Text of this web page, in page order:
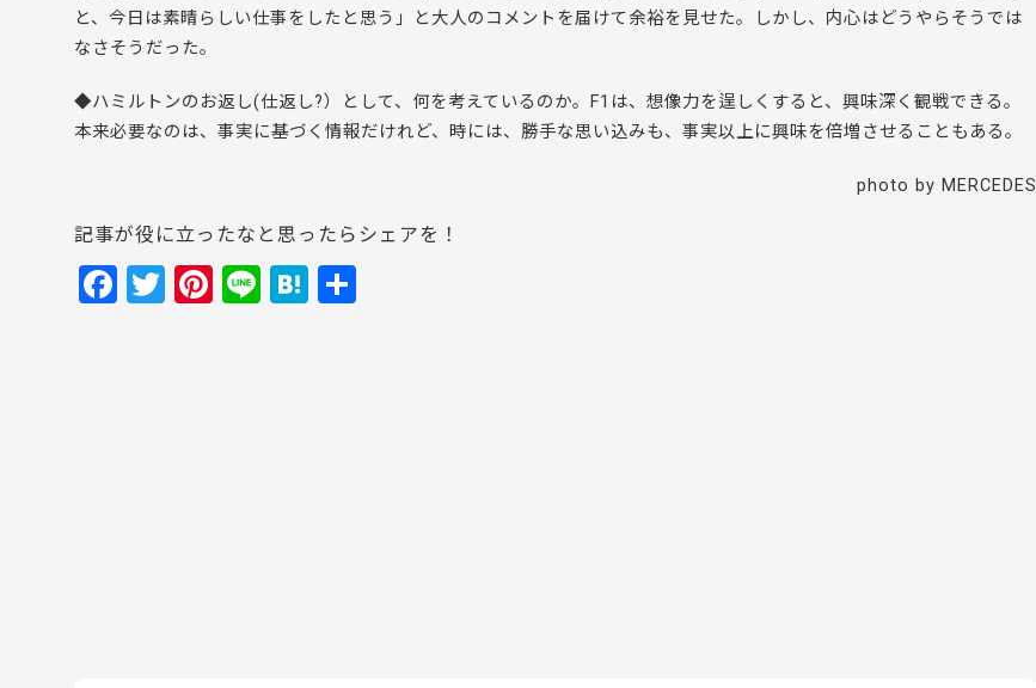
と、 今日は素晴らしい仕事をしたと思う」と大人のコメントを届けて余裕を見せた。しかし、内心はどうやらそうでは
なさそうだった。
◆ハミルトンのお返し(仕返し?）として、何を考えているのか。F1は、想像力を逞しくすると、興味深く観戦できる。
本来必要なのは、事実に基づく情報だけれど、時には、勝手な思い込みも、事実以上に興味を倍増させることもある。
photo by MERCEDES
記事が役に立ったなと思ったらシェアを！
F
T
Pi Li H